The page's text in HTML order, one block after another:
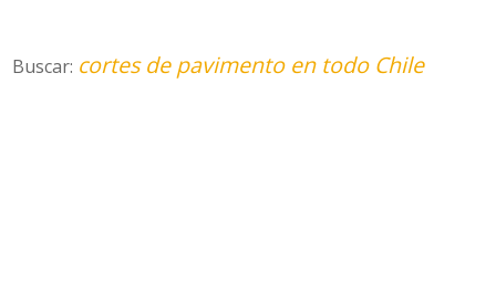
Buscar: cortes de pavimento en todo Chile